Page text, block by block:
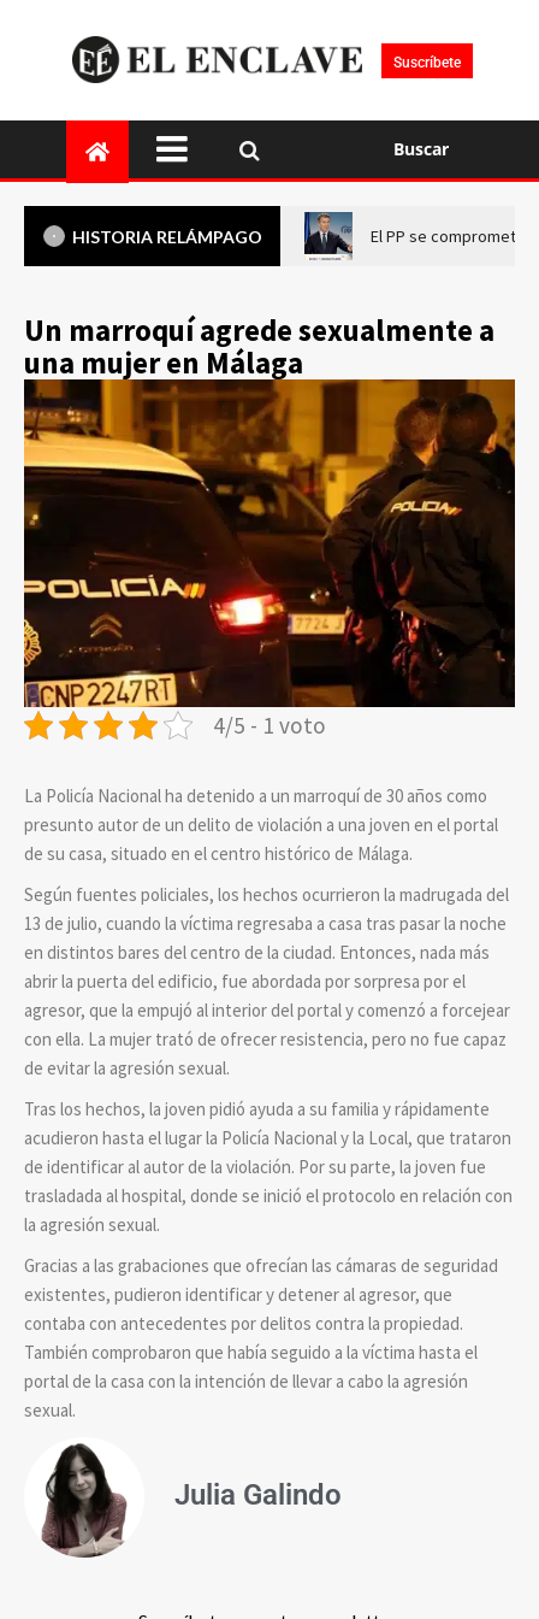
Suscríbete
Buscar
HISTORIA RELÁMPAGO El PP se compromete
Un marroquí agrede sexualmente a
una mujer en Málaga
4/5 - 1 voto
La Policía Nacional ha detenido a un marroquí de 30 años como
presunto autor de un delito de violación a una joven en el portal
de su casa, situado en el centro histórico de Málaga.
Según fuentes policiales, los hechos ocurrieron la madrugada del
13 de julio, cuando la víctima regresaba a casa tras pasar la noche
en distintos bares del centro de la ciudad. Entonces, nada más
abrir la puerta del edificio, fue abordada por sorpresa por el
agresor, que la empujó al interior del portal y comenzó a forcejear
con ella. La mujer trató de ofrecer resistencia, pero no fue capaz
de evitar la agresión sexual.
Tras los hechos, la joven pidió ayuda a su familia y rápidamente
acudieron hasta el lugar la Policía Nacional y la Local, que trataron
de identificar al autor de la violación. Por su parte, la joven fue
trasladada al hospital, donde se inició el protocolo en relación con
la agresión sexual.
Gracias a las grabaciones que ofrecían las cámaras de seguridad
existentes, pudieron identificar y detener al agresor, que
contaba con antecedentes por delitos contra la propiedad.
También comprobaron que había seguido a la víctima hasta el
portal de la casa con la intención de llevar a cabo la agresión
sexual.
Julia Galindo